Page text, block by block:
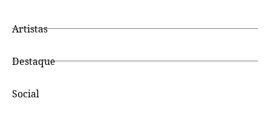
Artistas
Destaque
Social